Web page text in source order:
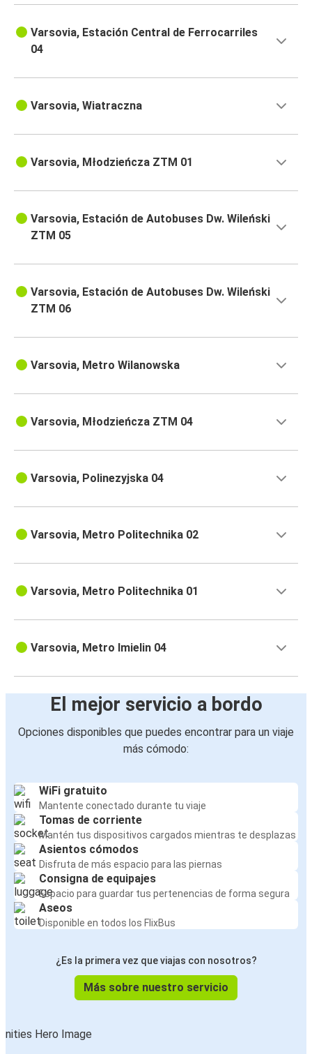
Varsovia, Estación Central de Ferrocarriles
04
Varsovia, Wiatraczna
Varsovia, Młodzieńcza ZTM 01
Varsovia, Estación de Autobuses Dw. Wileński
ZTM 05
Varsovia, Estación de Autobuses Dw. Wileński
ZTM 06
Varsovia, Metro Wilanowska
Varsovia, Młodzieńcza ZTM 04
Varsovia, Polinezyjska 04
Varsovia, Metro Politechnika 02
Varsovia, Metro Politechnika 01
Varsovia, Metro Imielin 04
El mejor servicio a bordo
Opciones disponibles que puedes encontrar para un viaje
más cómodo:
WiFi gratuito
Mantente conectado durante tu viaje
Tomas de corriente
Mantén tus dispositivos cargados mientras te desplazas
Asientos cómodos
Disfruta de más espacio para las piernas
Consigna de equipajes
Espacio para guardar tus pertenencias de forma segura
Aseos
Disponible en todos los FlixBus
¿Es la primera vez que viajas con nosotros?
Más sobre nuestro servicio